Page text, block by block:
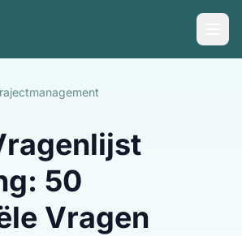
50
Vragen